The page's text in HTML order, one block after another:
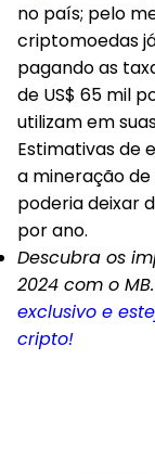
no país; pelo
criptomoedas
pagando as
de US$ 65 mil
utilizam em
Estimativas de
a mineração de
poderia deixar
por ano.
Descubra os
2024 com o MB.
exclusivo e
cripto!